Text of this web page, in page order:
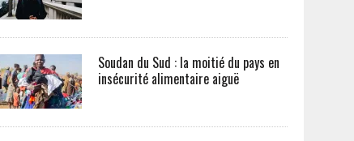
Soudan du Sud : la moitié du pays en
insécurité alimentaire aiguë